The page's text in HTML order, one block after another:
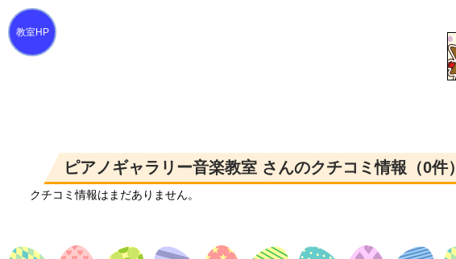
ピアノギャラリー音楽教室 さんのクチコミ情報（0件）
クチコミ情報はまだありません。